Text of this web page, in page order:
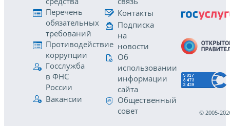
Перечень
обязательных
требований
Противодействие
коррупции
Госслужба
в ФНС
России
Вакансии
Контакты
Подписка
на
новости
Об
использовании
информации
сайта
Общественный
совет
© 2005-